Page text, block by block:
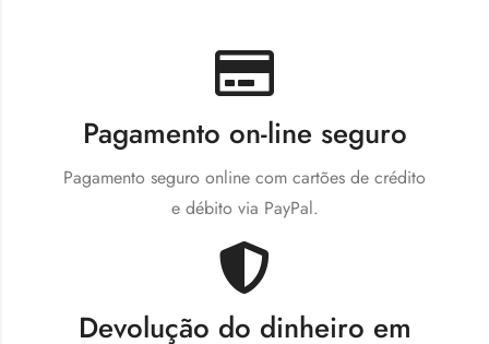
Pagamento on-line seguro
Pagamento seguro online com cartões de crédito
e débito via PayPal.
Devolução do dinheiro em